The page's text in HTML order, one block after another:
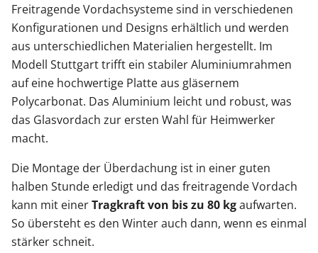
Freitragende Vordachsysteme sind in verschiedenen
Konfigurationen und Designs erhältlich und werden
aus unterschiedlichen Materialien hergestellt. Im
Modell Stuttgart trifft ein stabiler Aluminiumrahmen
auf eine hochwertige Platte aus gläsernem
Polycarbonat. Das Aluminium leicht und robust, was
das Glasvordach zur ersten Wahl für Heimwerker
macht.
Die Montage der Überdachung ist in einer guten
halben Stunde erledigt und das freitragende Vordach
kann mit einerTragkraft von bis zu 80 kgaufwarten.
So übersteht es den Winter auch dann, wenn es einmal
stärker schneit.